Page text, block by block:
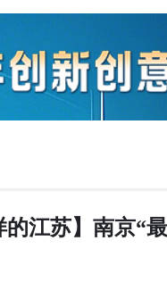
的江苏】南京“